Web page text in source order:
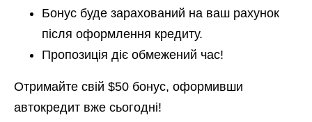
Бонус буде зарахований на ваш рахунок
після оформлення кредиту.
Пропозиція діє обмежений час!
Отримайте свій $50 бонус, оформивши
автокредит вже сьогодні!